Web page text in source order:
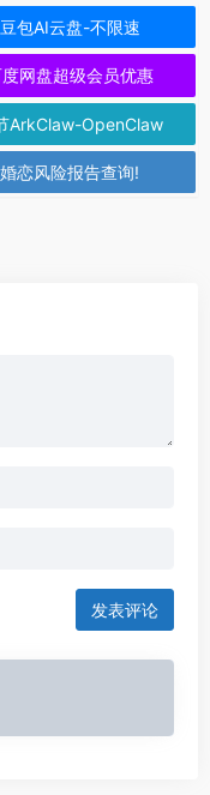
豆包AI云盘-不限速
网盘超级会员优惠
ArkClaw-OpenClaw
婚恋风险报告查询!
发表评论